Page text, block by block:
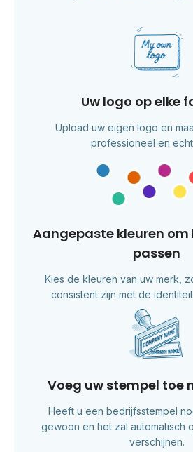
Uw logo op elke
Upload uw eigen logo en
professioneel en
Aangepaste kleuren om
passen
Kies de kleuren van uw merk,
consistent zijn met de
Voeg uw stempel toe
Heeft u een bedrijfsstempel
gewoon en het zal automatisch
verschijnen.